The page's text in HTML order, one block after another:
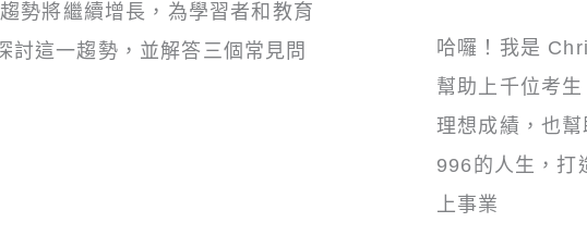
勢將繼續增長，為學習者和教育
討這一趨勢，並解答三個常見問
哈囉！我是
幫助上千位考
理想成績，也
996的人生，打
上事業